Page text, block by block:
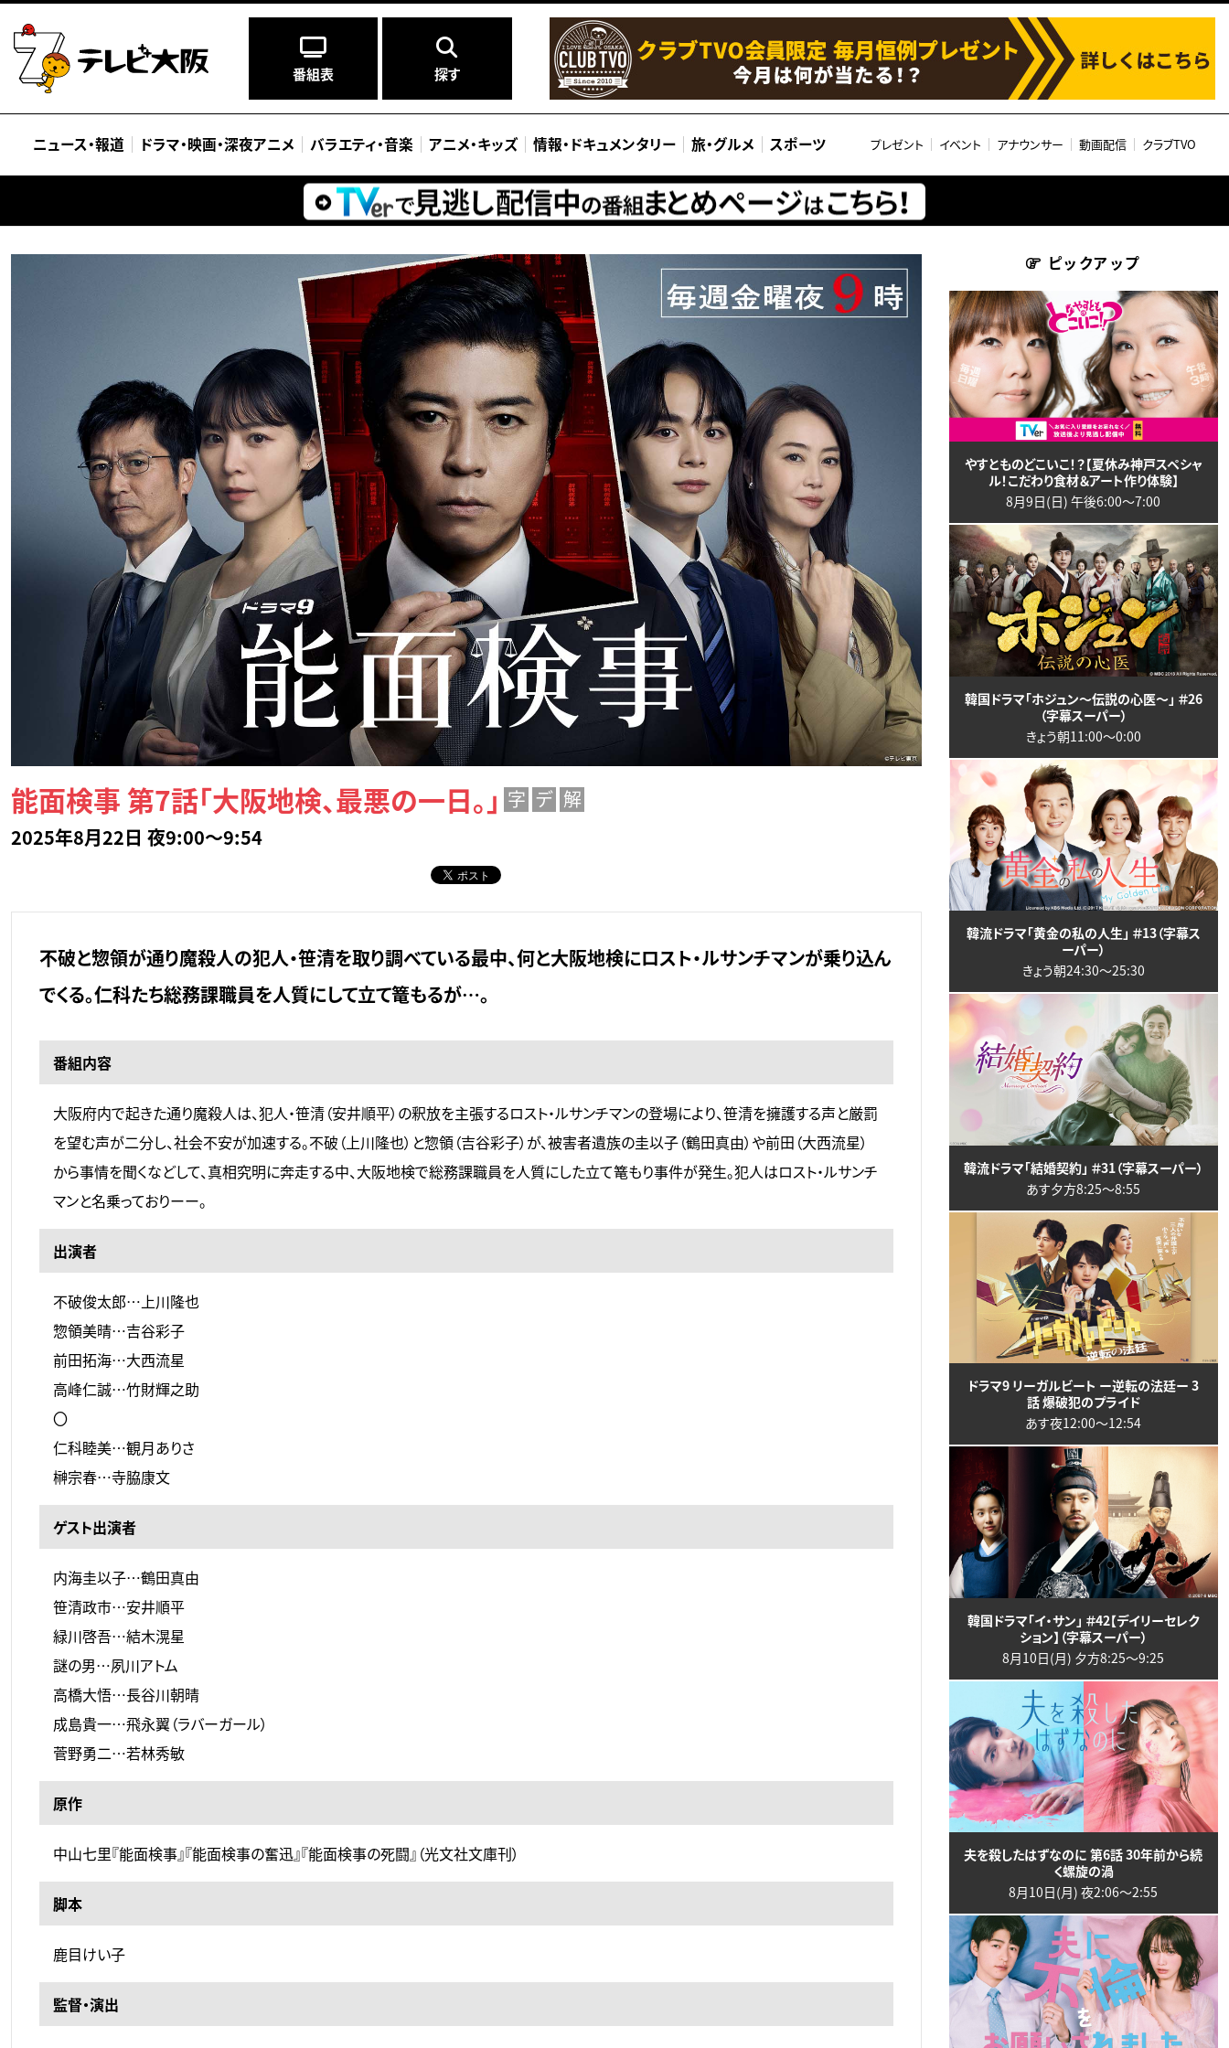
番組表 探す
ニュース・報道 ドラマ・映画・深夜アニメ バラエティ・音楽 アニメ・キッズ 情報・ ドキュメンタリー 旅・グルメ スポーツ プレゼント イベント アナウンサー 動画配信 クラブTVO
能面検事 第7話「大阪地検、最悪の一日。」 字 デ 解
2025年8月22日 夜9:00～9:54
不破と惣領が通り魔殺人の犯人・笹清を取り調べている最中、何と大阪地検にロスト・ルサンチマンが乗り込ん
でくる。仁科たち総務課職員を人質にして立て篭もるが…。
番組内容
大阪府内で起きた通り魔殺人は、犯人・笹清（安井順平）の釈放を主張するロスト・ルサンチマンの登場により、笹清を擁護する声と厳罰
を望む声が二分し、社会不安が加速する。不破（上川隆也）と惣領（吉谷彩子）が、被害者遺族の圭以子（鶴田真由）や前田（大西流星）
から事情を聞くなどして、真相究明に奔走する中、大阪地検で総務課職員を人質にした立て篭もり事件が発生。犯人はロスト・ルサンチ
マンと名乗っておりーー。
出演者
不破俊太郎…上川隆也
惣領美晴…吉谷彩子
前田拓海…大西流星
高峰仁誠…竹財輝之助
〇
仁科睦美…観月ありさ
榊宗春…寺脇康文
ゲスト出演者
内海圭以子…鶴田真由
笹清政市…安井順平
緑川啓吾…結木滉星
謎の男…夙川アトム
高橋大悟…長谷川朝晴
成島貴一…飛永翼（ラバーガール）
菅野勇二…若林秀敏
原作
中山七里『能面検事』『能面検事の奮迅』『能面検事の死闘』（光文社文庫刊）
脚本
鹿目けい子
監督・演出
ピックアップ
やすとものどこいこ！？【夏休み神戸スペシャ
ル！こだわり食材＆アート作り体験】
8月9日(日) 午後6:00〜7:00
韓国ドラマ「ホジュン～伝説の心医～」 ＃26
（字幕スーパー）
きょう朝11:00〜0:00
韓流ドラマ「黄金の私の人生」 ＃13（字幕ス
ーパー）
きょう朝24:30〜25:30
韓流ドラマ「結婚契約」 ＃31（字幕スーパー）
あす夕方8:25〜8:55
ドラマ9 リーガルビート ー逆転の法廷ー 3
話 爆破犯のプライド
あす夜12:00〜12:54
韓国ドラマ「イ・サン」 ＃42【デイリーセレク
ション】（字幕スーパー）
8月10日(月) 夕方8:25〜9:25
夫を殺したはずなのに 第6話 30年前から続
く螺旋の渦
8月10日(月) 夜2:06〜2:55